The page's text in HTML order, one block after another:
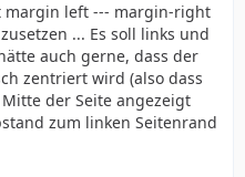
margin left --- margin-right
... Es soll links und
auch gerne, dass der
zentriert wird (also dass
der Seite angezeigt
zum linken Seitenrand